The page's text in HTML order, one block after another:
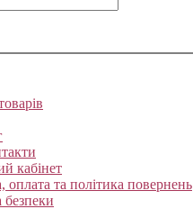
кабінет
оплата та політика повернень
безпеки